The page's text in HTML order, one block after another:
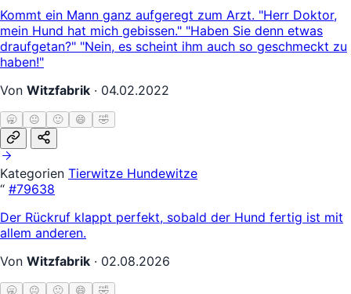
Kommt ein Mann ganz aufgeregt zum Arzt. "Herr Doktor,
mein Hund hat mich gebissen." "Haben Sie denn etwas
draufgetan?" "Nein, es scheint ihm auch so geschmeckt zu
haben!"
Von Witzfabrik · 04.02.2022
🥱 😐 🙂 😄 🤣
Kategorien Tierwitze Hundewitze
“ #79638
Der Rückruf klappt perfekt, sobald der Hund fertig ist mit
allem anderen.
Von Witzfabrik · 02.08.2026
🥱 😐 🙂 😄 🤣